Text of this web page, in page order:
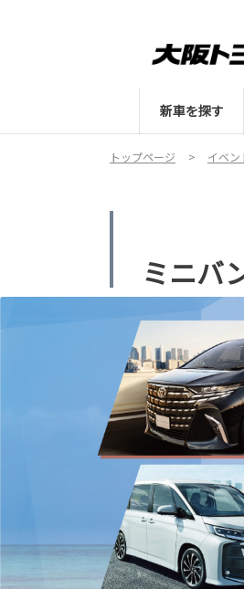
新車を探す
トップページ イベン
ミニバ